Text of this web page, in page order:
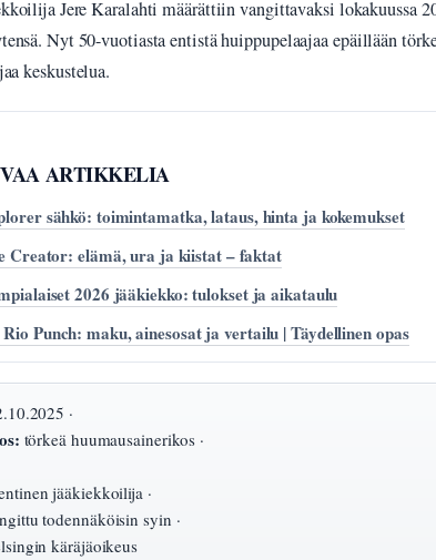
Jere Karalahti määrättiin vangittavaksi lokakuussa
Nyt 50-vuotiasta entistä huippupelaajaa epäillään
keskustelua.
ARTIKKELIA
sähkö: toimintamatka, lataus, hinta ja kokemukset
Creator: elämä, ura ja kiistat – faktat
2026 jääkiekko: tulokset ja aikataulu
Punch: maku, ainesosat ja vertailu | Täydellinen opas
·
törkeä huumausainerikos ·
jääkiekkoilija ·
todennäköisin syin ·
käräjäoikeus